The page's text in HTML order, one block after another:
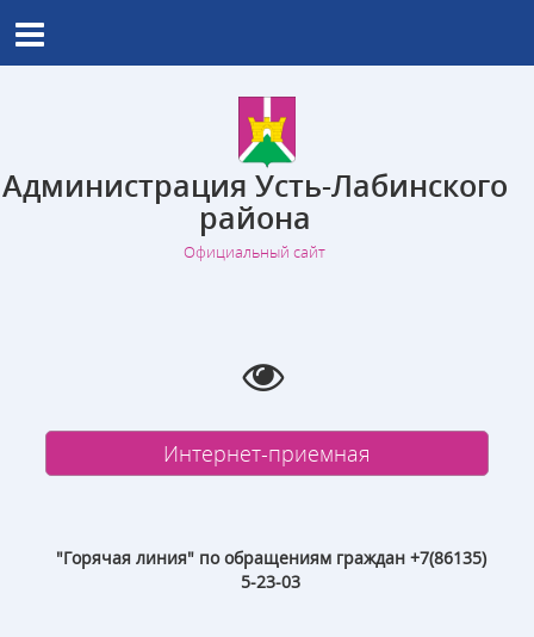
Администрация Усть-Лабинского
района
Официальный сайт
Интернет-приемная
"Горячая линия" по обращениям граждан +7(86135)
5-23-03